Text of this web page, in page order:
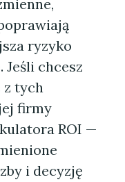
ryzyko
chcesz
z tych
firmy
ROI —
i decyzję